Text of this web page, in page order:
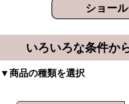
ショー
いろいろな条件か
▼商品の種類を選択